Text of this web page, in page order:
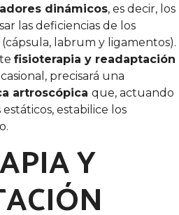
dinámicos, es decir, los
las deficiencias de los
labrum y ligamentos).
fisioterapia y readaptación
precisará una
artroscópica que, actuando
estabilice los
Y